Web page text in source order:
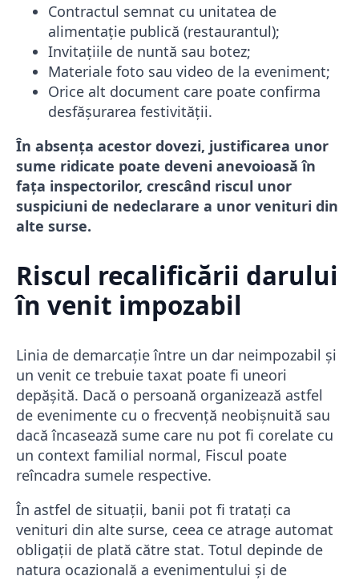
Contractul semnat cu unitatea de
alimentație publică (restaurantul);
Invitațiile de nuntă sau botez;
Materiale foto sau video de la eveniment;
Orice alt document care poate confirma
desfășurarea festivității.
În absența acestor dovezi, justificarea unor
sume ridicate poate deveni anevoioasă în
fața inspectorilor, crescând riscul unor
suspiciuni de nedeclarare a unor venituri din
alte surse.
Riscul recalificării darului
în venit impozabil
Linia de demarcație între un dar neimpozabil și
un venit ce trebuie taxat poate fi uneori
depășită. Dacă o persoană organizează astfel
de evenimente cu o frecvență neobișnuită sau
dacă încasează sume care nu pot fi corelate cu
un context familial normal, Fiscul poate
reîncadra sumele respective.
În astfel de situații, banii pot fi tratați ca
venituri din alte surse, ceea ce atrage automat
obligații de plată către stat. Totul depinde de
natura ocazională a evenimentului și de